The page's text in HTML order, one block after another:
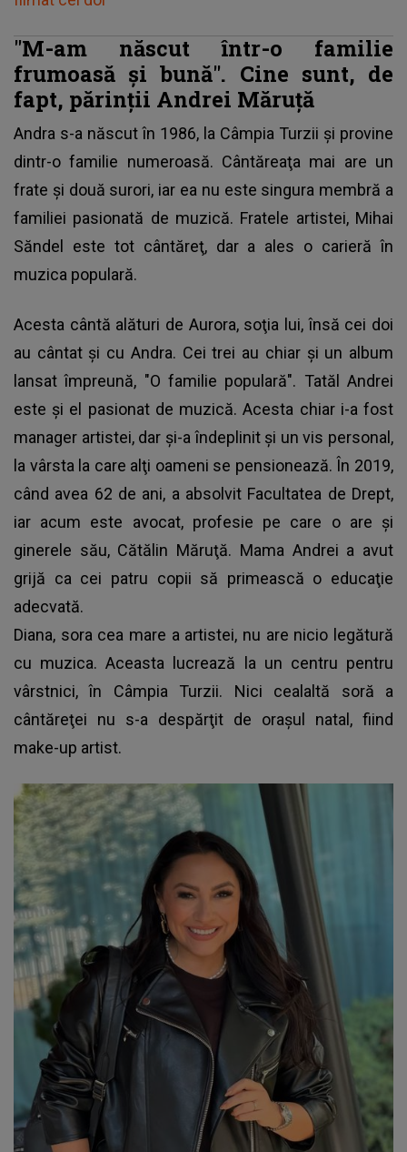
"M-am născut într-o familie
frumoasă și bună". Cine sunt, de
fapt, părinţii Andrei Măruţă
Andra s-a născut în 1986, la Câmpia Turzii şi provine
dintr-o familie numeroasă. Cântăreaţa mai are un
frate şi două surori, iar ea nu este singura membră a
familiei pasionată de muzică. Fratele artistei, Mihai
Săndel este tot cântăreţ, dar a ales o carieră în
muzica populară.
Acesta cântă alături de Aurora, soţia lui, însă cei doi
au cântat şi cu Andra. Cei trei au chiar şi un album
lansat împreună, "O familie populară". Tatăl Andrei
este şi el pasionat de muzică. Acesta chiar i-a fost
manager artistei, dar şi-a îndeplinit şi un vis personal,
la vârsta la care alţi oameni se pensionează. În 2019,
când avea 62 de ani, a absolvit Facultatea de Drept,
iar acum este avocat, profesie pe care o are şi
ginerele său, Cătălin Măruţă. Mama Andrei a avut
grijă ca cei patru copii să primească o educaţie
adecvată.
Diana, sora cea mare a artistei, nu are nicio legătură
cu muzica. Aceasta lucrează la un centru pentru
vârstnici, în Câmpia Turzii. Nici cealaltă soră a
cântăreţei nu s-a despărţit de oraşul natal, fiind
make-up artist.